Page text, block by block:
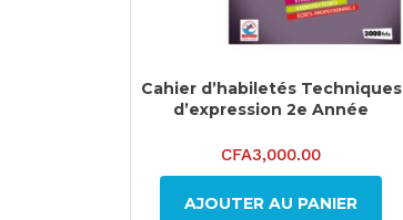
Cahier d’habiletés Techniques
d’expression 2e Année
CFA3,000.00
AJOUTER AU PANIER